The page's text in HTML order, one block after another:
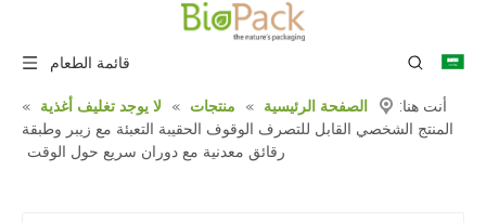
قائمة الطعام
أنت هنا: الصفحة الرئيسية » منتجات » لا يوجد تغليف أغذية
»
المنتج الشخصي القابل للتصرف الوقوف الحقيبة التعبئة مع زيبر وطبقة
رقائق معدنية مع دوران سريع حول الوقت